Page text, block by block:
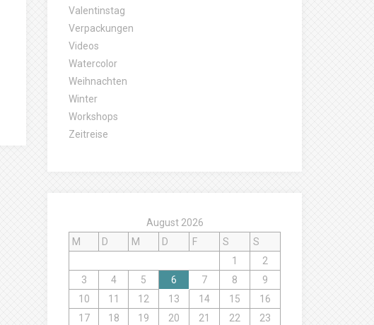
Valentinstag
Verpackungen
Videos
Watercolor
Weihnachten
Winter
Workshops
Zeitreise
August 2026
M
D M D F S
S
1
2
3
4 5 6 7 8
9
10
11 12 13 14 15
16
17
18 19 20 21 22 23